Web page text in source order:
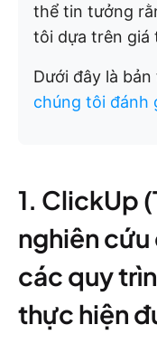
thể tin tưởng
tôi dựa trên giá
Dưới đây là
chúng tôi đánh
1. ClickUp
nghiên cứu
các quy
thực hiện